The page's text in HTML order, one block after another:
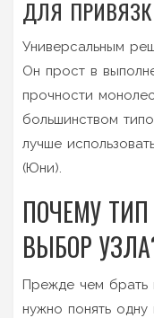
ДЛЯ
Универсальным
Он прост в
прочности
большинством
лучше
(Юни).
ПОЧЕМУ
ВЫБОР
Прежде чем брать
нужно понять